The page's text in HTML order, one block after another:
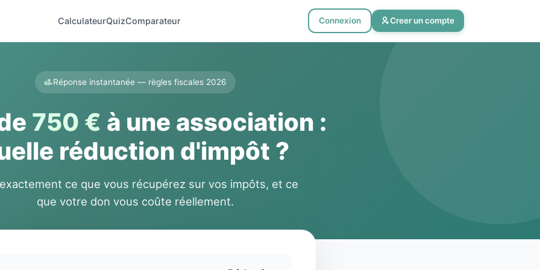
CalculateurQuizComparateur Connexion Creer un compte
Réponse instantanée — règles fiscales 2026
750 € à une association :
réduction d'impôt ?
ce que vous récupérez sur vos impôts, et ce
que votre don vous coûte réellement.